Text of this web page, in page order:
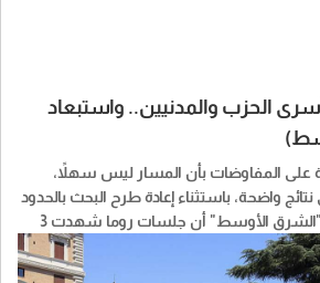
بين أسرى الحزب والمدنيين.. واستبعاد
على المفاوضات بأن المسار ليس سهلاً،
واضحة، باستثناء إعادة طرح البحث بالحدود
البرية، أوضحت لـصحيفة "الشرق الأوسط" أن جلسات روما شهدت 3
بين مسار عسكري، وآخر سياسي، وثالث
لمعالجة الملفات التقنية والسياسية في آنٍ